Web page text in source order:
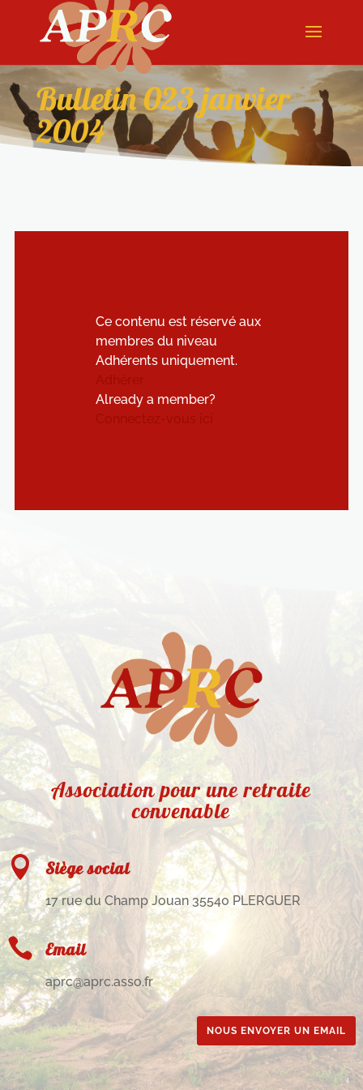
Bulletin 023 janvier
2004
Ce contenu est réservé aux
membres du niveau
Adhérents uniquement.
Already a member?
Association pour une retraite
convenable
 Siège social
17 rue du Champ Jouan 35540 PLERGUER
 Email
aprc@aprc.asso.fr
NOUS ENVOYER UN EMAIL